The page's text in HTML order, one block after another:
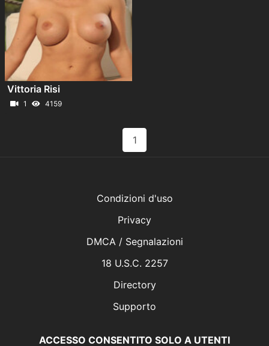
Vittoria Risi
1 4159
1
Condizioni d'uso
Privacy
DMCA / Segnalazioni
18 U.S.C. 2257
Directory
Supporto
ACCESSO CONSENTITO SOLO A UTENTI